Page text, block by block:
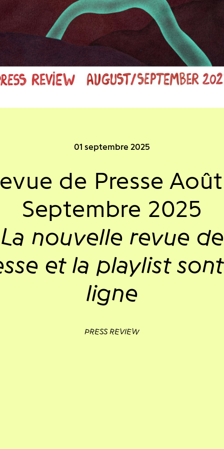
01 septembre 2025
de Presse
Septembre 2025
La nouvelle revue de
et la playlist
ligne
PRESS REVIEW